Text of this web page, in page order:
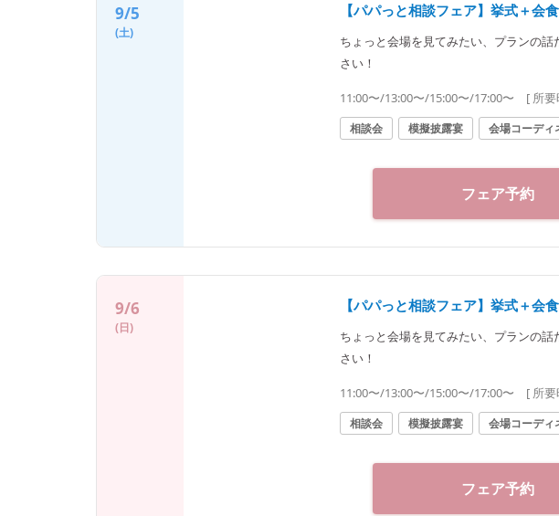
9/5
(土)
【パパっと相談フェア】挙式＋会
ちょっと会場を見てみたい、プランの
さい！
11:00〜/13:00〜/15:00〜/17:00〜 [ 所
相談会 模擬披露宴 会場コーディ
フェア予約
9/6
(日)
【パパっと相談フェア】挙式＋会
ちょっと会場を見てみたい、プランの
さい！
11:00〜/13:00〜/15:00〜/17:00〜 [ 所
相談会 模擬披露宴 会場コーディ
フェア予約